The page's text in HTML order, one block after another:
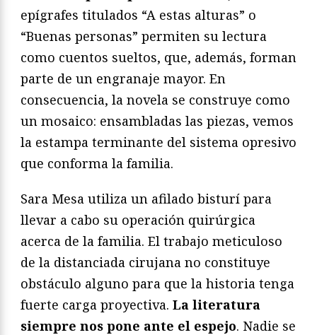
epígrafes titulados “A estas alturas” o
“Buenas personas” permiten su lectura
como cuentos sueltos, que, además, forman
parte de un engranaje mayor. En
consecuencia, la novela se construye como
un mosaico: ensambladas las piezas, vemos
la estampa terminante del sistema opresivo
que conforma la familia.
Sara Mesa utiliza un afilado bisturí para
llevar a cabo su operación quirúrgica
acerca de la familia. El trabajo meticuloso
de la distanciada cirujana no constituye
obstáculo alguno para que la historia tenga
fuerte carga proyectiva. La literatura
siempre nos pone ante el espejo. Nadie se